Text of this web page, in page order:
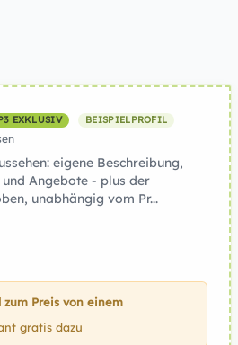
EXKLUSIV BEISPIELPROFIL
eigene Beschreibung,
Angebote - plus der
unabhängig vom Pr...
zum Preis von einem
gratis dazu